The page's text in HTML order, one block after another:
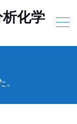
化学